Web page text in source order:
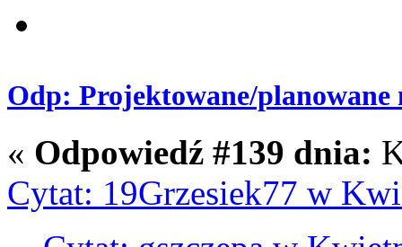
Odp: Projektowane/
« Odpowiedź #139 dnia:
Cytat: 19Grzesiek77 w